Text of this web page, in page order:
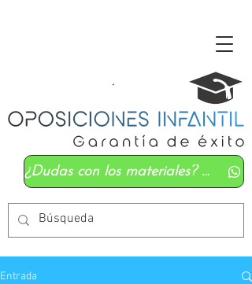
¿Dudas con los materiales? Mándanos un whatsapp
Entrada